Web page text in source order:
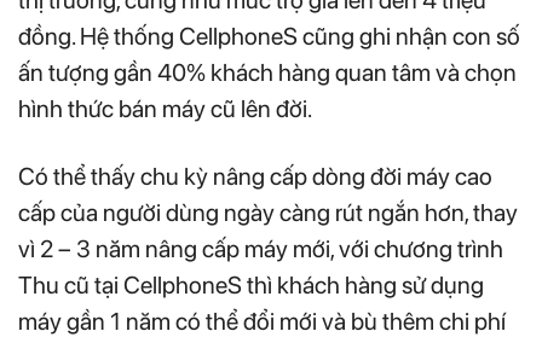
đồng. Hệ thống CellphoneS cũng ghi nhận con số
ấn tượng gần 40% khách hàng quan tâm và chọn
hình thức bán máy cũ lên đời.
Có thể thấy chu kỳ nâng cấp dòng đời máy cao
cấp của người dùng ngày càng rút ngắn hơn, thay
vì 2 – 3 năm nâng cấp máy mới, với chương trình
Thu cũ tại CellphoneS thì khách hàng sử dụng
máy gần 1 năm có thể đổi mới và bù thêm chi phí